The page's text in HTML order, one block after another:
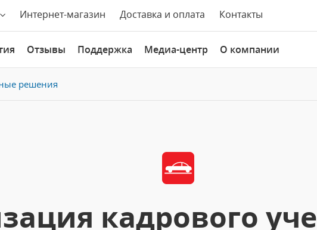
Интернет-магазин Доставка и оплата Контакты
Отзывы Поддержка Медиа-центр О компании
решения
кадрового